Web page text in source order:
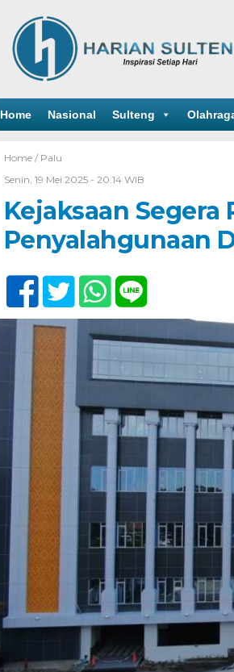
Home Nasional Sulteng
Home / Palu
Senin, 19 Mei 2025 - 20:14 WIB
Kejaksaan Segera
Penyalahgunaan